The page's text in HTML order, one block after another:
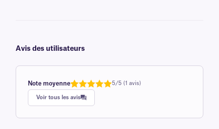
Avis des utilisateurs
Note moyenne
Note
sur 5
basée sur
1
5/5 (1 avis)
Voir tous les avis